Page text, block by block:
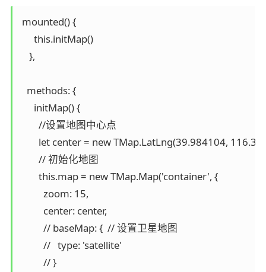
mounted() {
      this.initMap()
    },
   methods: {
      initMap() {
        //设置地图中心点
let center = new TMap.LatLng(39.984104,
        // 初始化地图
        this.map = new TMap.Map('container', {
          zoom: 15,
          center: center,
          // baseMap: {  // 设置卫星地图
          //   type: 'satellite'
          // }